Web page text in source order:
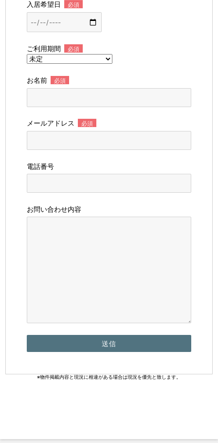
入居希望日 必須
ご利用期間 必須
お名前 必須
メールアドレス 必須
電話番号
お問い合わせ内容
※物件掲載内容と現況に相違がある場合は現況を優先と致します。